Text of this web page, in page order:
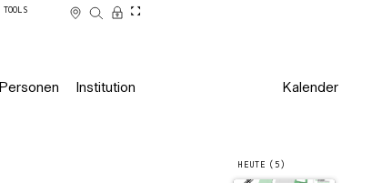
TOOLS
Personen Institution Kalender
HEUTE (5)